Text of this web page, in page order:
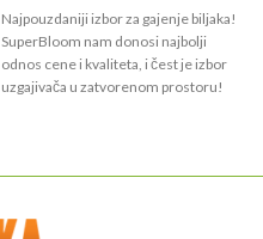
Najpouzdaniji izbor za gajenje biljaka!
SuperBloom nam donosi najbolji
odnos cene i kvaliteta, i čest je izbor
uzgajivača u zatvorenom prostoru!